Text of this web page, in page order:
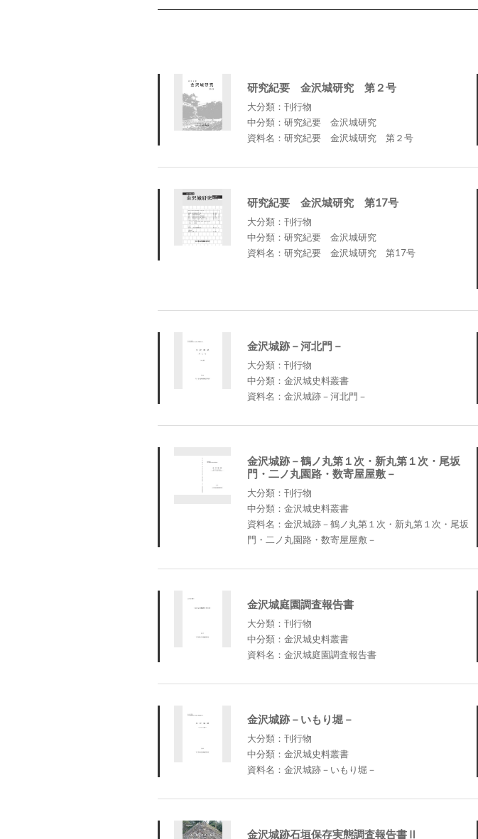
研究紀要 金沢城研究 第２号
大分類：刊行物
中分類：研究紀要 金沢城研究
資料名：研究紀要 金沢城研究 第２号
研究紀要 金沢城研究 第17号
大分類：刊行物
中分類：研究紀要 金沢城研究
資料名：研究紀要 金沢城研究 第17号
金沢城跡－河北門－
大分類：刊行物
中分類：金沢城史料叢書
資料名：金沢城跡－河北門－
金沢城跡－鶴ノ丸第１次・新丸第１次・尾坂
門・二ノ丸園路・数寄屋屋敷－
大分類：刊行物
中分類：金沢城史料叢書
資料名：金沢城跡－鶴ノ丸第１次・新丸第１次・尾坂
門・二ノ丸園路・数寄屋屋敷－
金沢城庭園調査報告書
大分類：刊行物
中分類：金沢城史料叢書
資料名：金沢城庭園調査報告書
金沢城跡－いもり堀－
大分類：刊行物
中分類：金沢城史料叢書
資料名：金沢城跡－いもり堀－
金沢城跡石垣保存実態調査報告書Ⅱ